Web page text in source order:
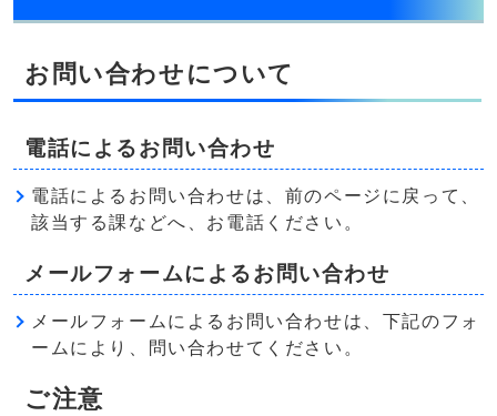
お問い合わせについて
電話によるお問い合わせ
電話によるお問い合わせは、前のページに戻って、
該当する課などへ、お電話ください。
メールフォームによるお問い合わせ
メールフォームによるお問い合わせは、下記のフォ
ームにより、問い合わせてください。
ご注意